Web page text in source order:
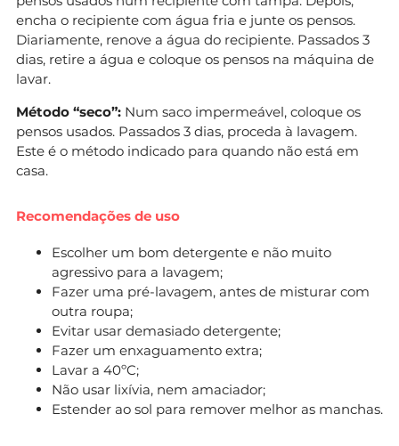
encha o recipiente com água fria e junte os pensos.
Diariamente, renove a água do recipiente. Passados 3
dias, retire a água e coloque os pensos na máquina de
lavar.
Método “seco”: Num saco impermeável, coloque os
pensos usados. Passados 3 dias, proceda à lavagem.
Este é o método indicado para quando não está em
casa.
Recomendações de uso
Escolher um bom detergente e não muito
agressivo para a lavagem;
Fazer uma pré-lavagem, antes de misturar com
outra roupa;
Evitar usar demasiado detergente;
Fazer um enxaguamento extra;
Lavar a 40ºC;
Não usar lixívia, nem amaciador;
Estender ao sol para remover melhor as manchas.